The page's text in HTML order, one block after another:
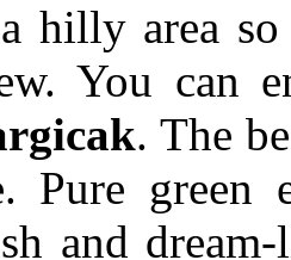
hilly area
You can
. The
Pure green
and